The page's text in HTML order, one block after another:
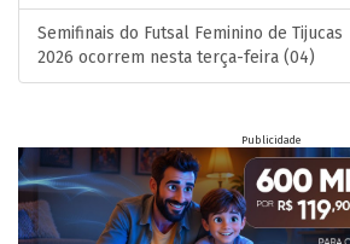
Semifinais do Futsal Feminino de Tijucas
2026 ocorrem nesta terça-feira (04)
Publicidade